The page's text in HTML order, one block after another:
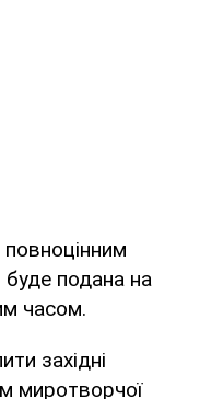
буде подана на
часом.
західні
миротворчої